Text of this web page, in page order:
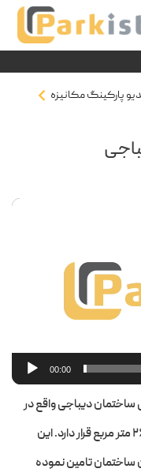
پارکینگ مکانیزه
00:00
ساختمان دیباجی واقع در
این
این ساختمان تامین نموده